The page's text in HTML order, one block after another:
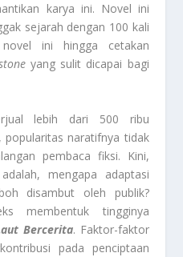
karya ini. Novel ini
sejarah dengan 100 kali
ini hingga cetakan
yang sulit dicapai bagi
lebih dari 500 ribu
popularitas naratifnya tidak
pembaca fiksi. Kini,
mengapa adaptasi
disambut oleh publik?
membentuk tingginya
Bercerita. Faktor-faktor
pada penciptaan